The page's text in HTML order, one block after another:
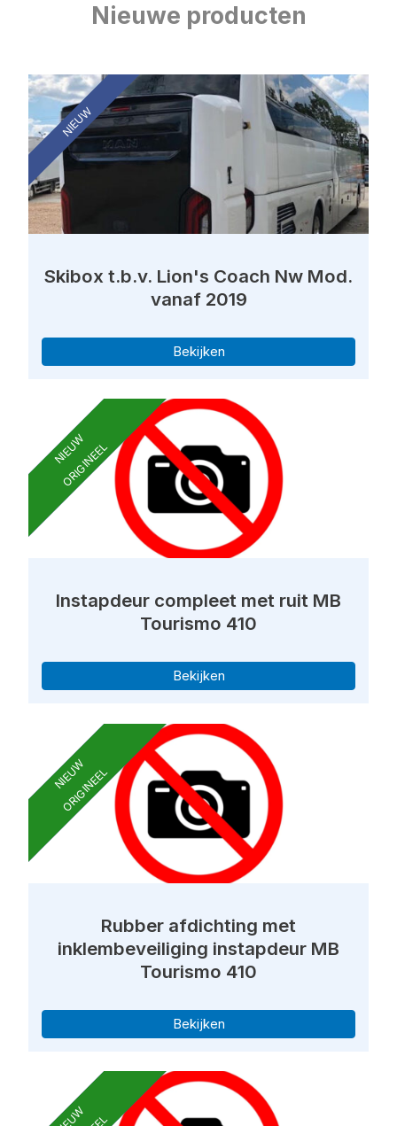
Nieuwe producten
NIEUW
Skibox t.b.v. Lion's Coach Nw Mod.
vanaf 2019
Bekijken
NIEUW
ORIGINEEL
Instapdeur compleet met ruit MB
Tourismo 410
Bekijken
NIEUW
ORIGINEEL
Rubber afdichting met
inklembeveiliging instapdeur MB
Tourismo 410
Bekijken